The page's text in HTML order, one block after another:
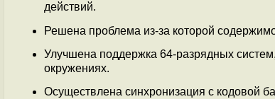
действий.
Решена проблема из-за которой
Улучшена поддержка 64-разрядных
окружениях.
Осуществлена синхронизация с кодовой